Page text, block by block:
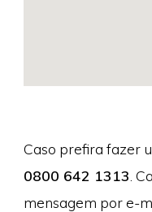
Caso prefira fazer
0800 642 1313 .
mensagem por e-